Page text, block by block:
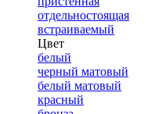
отдельностоящая
встраиваемый
Цвет
белый
черный матовый
белый матовый
красный